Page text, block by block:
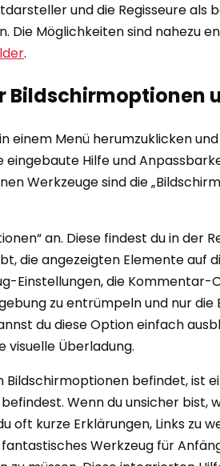
und die Regisseure
Möglichkeiten sind nahezu
.
Bildschirmoptionen
einem Menü herumzuklicken
eingebaute Hilfe und
Werkzeuge sind die
an. Diese findest du in
die angezeigten Elemente auf
Einstellungen, die
zu entrümpeln und nur
du diese Option einfach
visuelle Überladung.
Bildschirmoptionen befindet,
Wenn du unsicher
oft kurze Erklärungen, Links
Werkzeug für